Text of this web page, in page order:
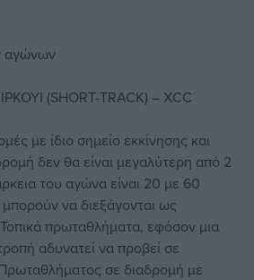
αγώνων
(SHORT-TRACK) – XCC
με ίδιο σημείο εκκίνησης και
δεν θα είναι μεγαλύτερη από 2
του αγώνα είναι 20 με 60
να διεξάγονται ως
Τοπικά πρωταθλήματα, εφόσον μια
αδυνατεί να προβεί σε
σε διαδρομή με